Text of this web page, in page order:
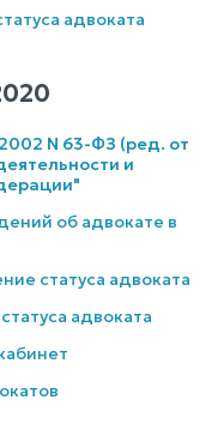
адвоката
N 63-ФЗ (ред. от
и
об адвокате в
статуса адвоката
адвоката